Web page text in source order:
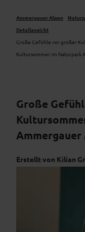
Ammergauer Alpen
Detailansicht
Große Gefühle vor großer
Kultursommer im Naturpark
Große
Ammergauer
Erstellt von Kilian